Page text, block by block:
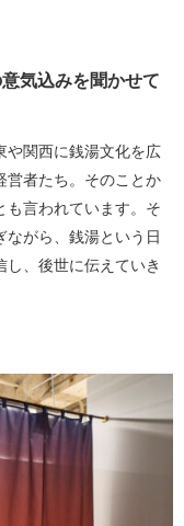
気込みを聞かせて
や関西に銭湯文化を広
営者たち。そのことか
も言われています。そ
ながら、銭湯という日
、後世に伝えていき